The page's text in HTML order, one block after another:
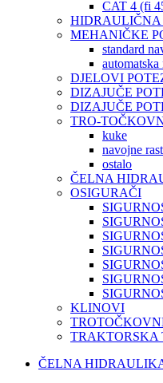
CAT 4 (fi
HIDRAULIČNA
MEHANIČKE
standard
automatska
DJELOVI
DIZAJUČE
DIZAJUČE
TRO-
kuke
navojne
ostalo
ČELNA
OSIGURAČI
KLINOVI
TRAKTORSKA
ČELNA